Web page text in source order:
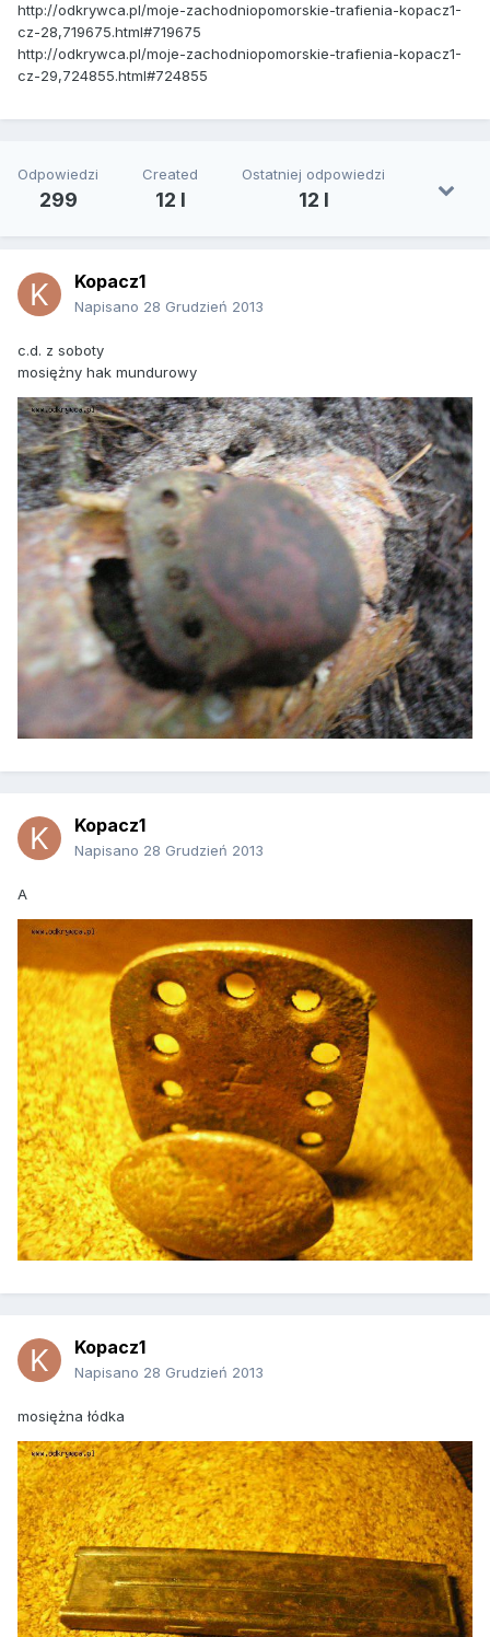
http://odkrywca.pl/moje-zachodniopomorskie-trafienia-kopacz1-
cz-28,719675.html#719675
http://odkrywca.pl/moje-zachodniopomorskie-trafienia-kopacz1-
cz-29,724855.html#724855
Odpowiedzi
299
Created
12 l
Ostatniej odpowiedzi
12 l
Kopacz1
Napisano 28 Grudzień 2013
c.d. z soboty
mosiężny hak mundurowy
Kopacz1
Napisano 28 Grudzień 2013
A
Kopacz1
Napisano 28 Grudzień 2013
mosiężna łódka